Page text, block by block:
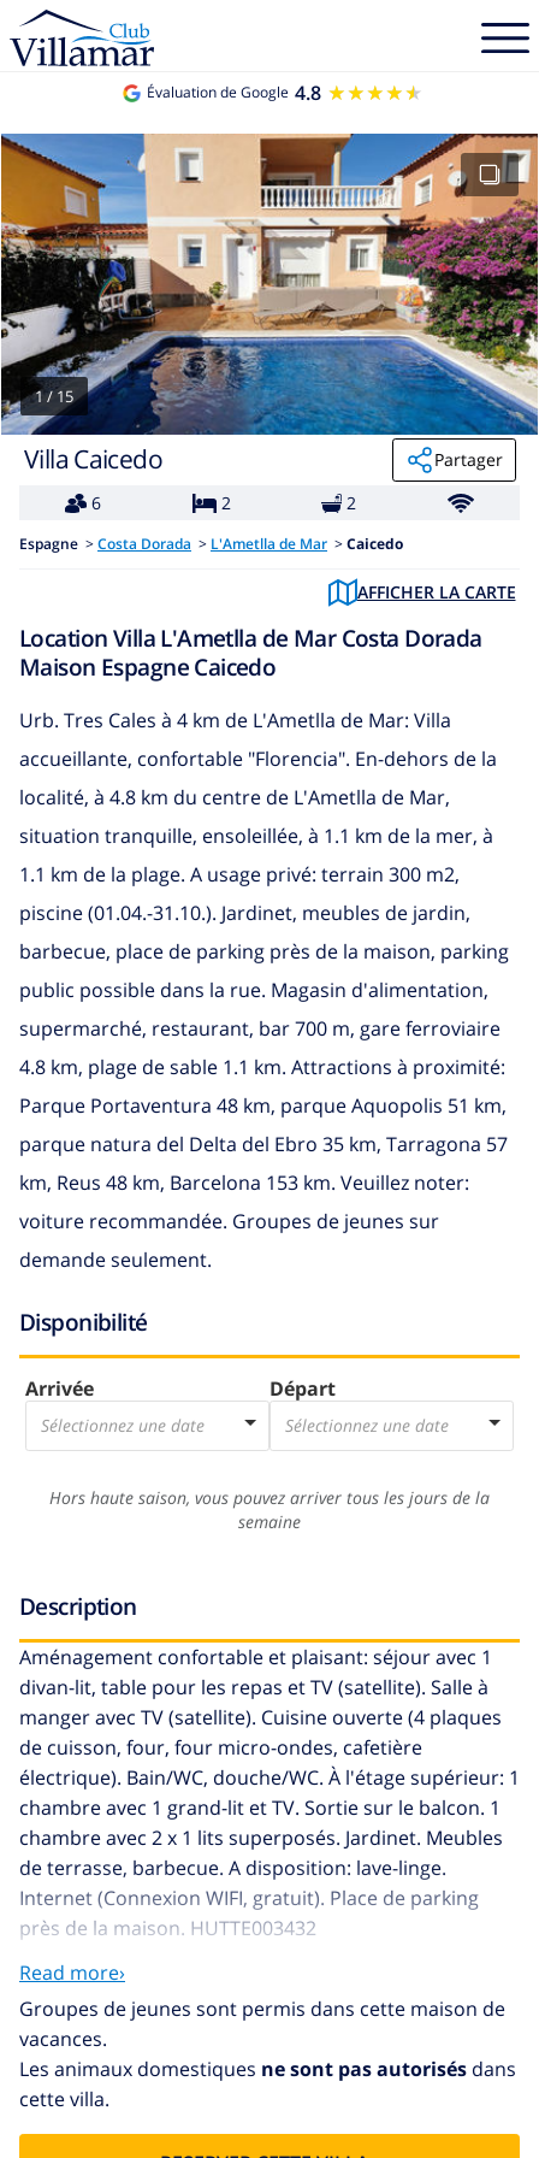
Évaluation de Google 4.8 ★★★★★
★★★★★
1/15
Villa Caicedo
Partager
6
2 2
Espagne > Costa Dorada > L'Ametlla de Mar > Caicedo
AFFICHER LA CARTE
Location Villa L'Ametlla de Mar Costa Dorada
Maison Espagne Caicedo
Urb. Tres Cales à 4 km de L'Ametlla de Mar: Villa
accueillante, confortable "Florencia". En-dehors de la
localité, à 4.8 km du centre de L'Ametlla de Mar,
situation tranquille, ensoleillée, à 1.1 km de la mer, à
1.1 km de la plage. A usage privé: terrain 300 m2,
piscine (01.04.-31.10.). Jardinet, meubles de jardin,
barbecue, place de parking près de la maison, parking
public possible dans la rue. Magasin d'alimentation,
supermarché, restaurant, bar 700 m, gare ferroviaire
4.8 km, plage de sable 1.1 km. Attractions à proximité:
Parque Portaventura 48 km, parque Aquopolis 51 km,
parque natura del Delta del Ebro 35 km, Tarragona 57
km, Reus 48 km, Barcelona 153 km. Veuillez noter:
voiture recommandée. Groupes de jeunes sur
demande seulement.
Disponibilité
Arrivée
Sélectionnez une date
Départ
Sélectionnez une date
Hors haute saison, vous pouvez arriver tous les jours de la
semaine
Description
Aménagement confortable et plaisant: séjour avec 1
divan-lit, table pour les repas et TV (satellite). Salle à
manger avec TV (satellite). Cuisine ouverte (4 plaques
de cuisson, four, four micro-ondes, cafetière
électrique). Bain/WC, douche/WC. À l'étage supérieur: 1
chambre avec 1 grand-lit et TV. Sortie sur le balcon. 1
chambre avec 2 x 1 lits superposés. Jardinet. Meubles
de terrasse, barbecue. A disposition: lave-linge.
Internet (Connexion WIFI, gratuit). Place de parking
près de la maison. HUTTE003432
Urb. Tres Cales à 4 km de L'Ametlla de Mar: Villa
accueillante, confortable "Florencia". En-dehors de la
localité, à 4.8 km du centre de L'Ametlla de Mar,
situation tranquille, ensoleillée, à 1.1 km de la mer, à
1.1 km de la plage. A usage privé: terrain 300 m2,
piscine (01.04.-31.10.). Jardinet, meubles de jardin,
barbecue, place de parking près de la maison, parking
Read more›
Groupes de jeunes sont permis dans cette maison de
vacances.
Les animaux domestiques ne sont pas autorisés dans
cette villa.